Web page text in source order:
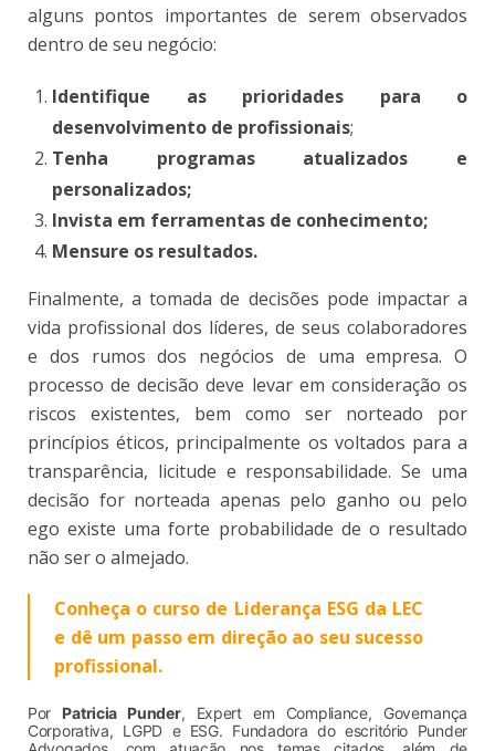
alguns pontos importantes de serem observados
dentro de seu negócio:
Identifique as prioridades para o
desenvolvimento de profissionais;
Tenha programas atualizados e
personalizados;
Invista em ferramentas de conhecimento;
Mensure os resultados.
Finalmente, a tomada de decisões pode impactar a
vida profissional dos líderes, de seus colaboradores
e dos rumos dos negócios de uma empresa. O
processo de decisão deve levar em consideração os
riscos existentes, bem como ser norteado por
princípios éticos, principalmente os voltados para a
transparência, licitude e responsabilidade. Se uma
decisão for norteada apenas pelo ganho ou pelo
ego existe uma forte probabilidade de o resultado
não ser o almejado.
Conheça o curso de Liderança ESG da LEC
e dê um passo em direção ao seu sucesso
profissional.
Por Patricia Punder, Expert em Compliance, Governança
Corporativa, LGPD e ESG. Fundadora do escritório Punder